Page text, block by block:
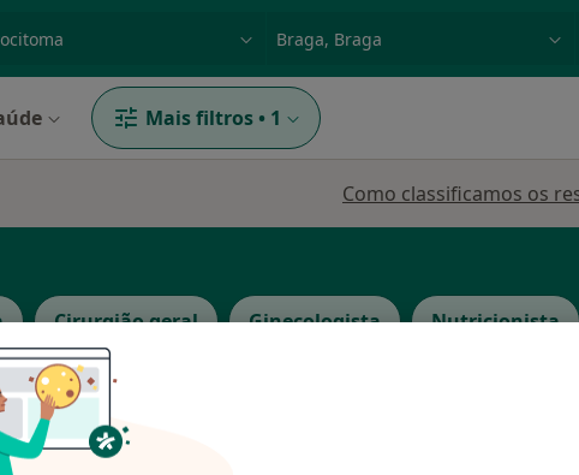
Mais filtros • 1
Como classificamos os
Cirurgião geral Ginecologista Nutricionista